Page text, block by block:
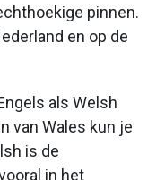
pinnen.
en op de
als Welsh
van Wales kun je
is de
in het